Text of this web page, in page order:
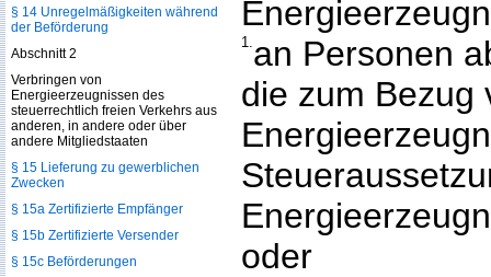
1.an Personen
die zum Bezug
oder
§ 14 Unregelmäßigkeiten während
der Beförderung
Abschnitt 2
Verbringen von
Energieerzeugnissen des
steuerrechtlich freien Verkehrs aus
anderen, in andere oder über
andere Mitgliedstaaten
§ 15 Lieferung zu gewerblichen
Zwecken
§ 15a Zertifizierte Empfänger
§ 15b Zertifizierte Versender
§ 15c Beförderungen